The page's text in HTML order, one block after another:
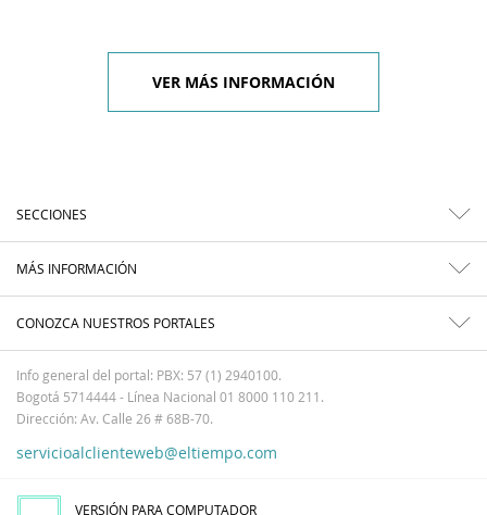
VER MÁS INFORMACIÓN
SECCIONES
MÁS INFORMACIÓN
CONOZCA NUESTROS PORTALES
Info general del portal: PBX: 57 (1) 2940100.
Bogotá 5714444 - Línea Nacional 01 8000 110 211.
Dirección: Av. Calle 26 # 68B-70.
servicioalclienteweb@eltiempo.com
VERSIÓN PARA COMPUTADOR